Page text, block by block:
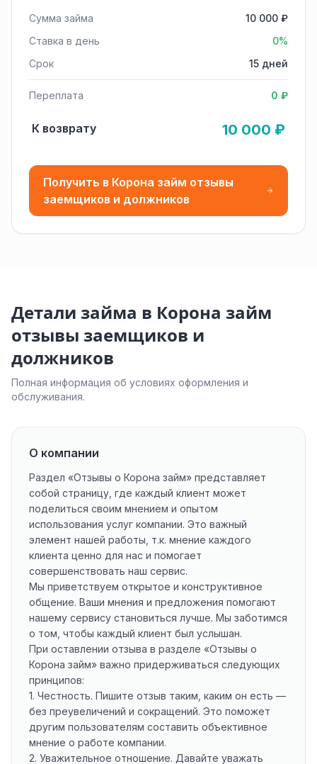
Сумма займа
10 000 ₽
Ставка в день
0%
Срок
15 дней
Переплата 0 ₽
К возврату 10 000 ₽
Получить в Корона займ отзывы
заемщиков и должников
Детали займа в Корона займ
отзывы заемщиков и
должников
Полная информация об условиях оформления и
обслуживания.
О компании
Раздел «Отзывы о Корона займ» представляет
собой страницу, где каждый клиент может
поделиться своим мнением и опытом
использования услуг компании. Это важный
элемент нашей работы, т.к. мнение каждого
клиента ценно для нас и помогает
совершенствовать наш сервис.
Мы приветствуем открытое и конструктивное
общение. Ваши мнения и предложения помогают
нашему сервису становиться лучше. Мы заботимся
о том, чтобы каждый клиент был услышан.
При оставлении отзыва в разделе «Отзывы о
Корона займ» важно придерживаться следующих
принципов:
1. Честность. Пишите отзыв таким, каким он есть —
без преувеличений и сокращений. Это поможет
другим пользователям составить объективное
мнение о работе компании.
2. Уважительное отношение. Давайте уважать